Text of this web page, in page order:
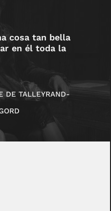
cosa tan bella
en él toda la
DE TALLEYRAND-